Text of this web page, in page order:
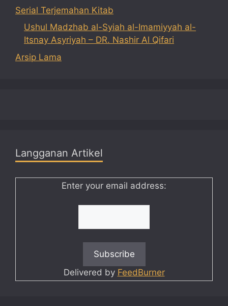
Serial Terjemahan Kitab
Ushul Madzhab al-Syiah al-Imamiyyah al-
Itsnay Asyriyah – DR. Nashir Al Qifari
Arsip Lama
Langganan Artikel
Enter your email address:
Delivered by FeedBurner